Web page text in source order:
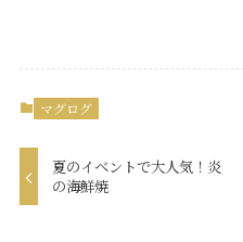
マグログ
夏のイベントで大人気！炎
の海鮮焼